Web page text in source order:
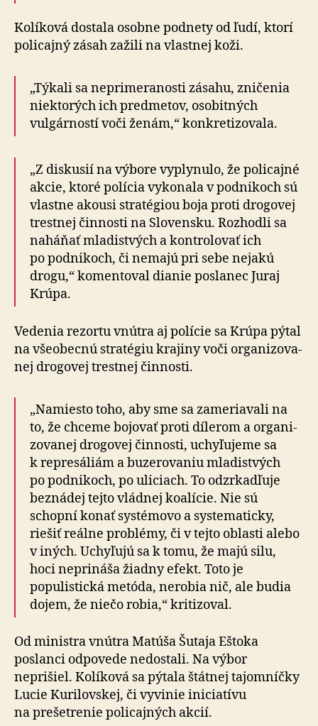
Kolíková dostala osobne podnety od ľudí, ktorí
policajný zásah zažili na vlastnej koži.
„Týkali sa neprimeranosti zásahu, zničenia
niektorých ich predmetov, osobitných
vulgárností voči ženám,“ konkretizovala.
„Z diskusií na výbore vyplynulo, že policajné
akcie, ktoré polícia vykonala v pod­ni­koch sú
vlastne akousi stratégiou boja proti drogovej
trestnej činnosti na Slo­ven­sku. Rozhodli sa
naháňať mladistvých a kon­tro­lo­vať ich
po pod­ni­koch, či nemajú pri sebe nejakú
drogu,“ komentoval dianie poslanec Juraj
Krúpa.
Vedenia rezortu vnútra aj polície sa Krúpa pýtal
na vše­o­becnú stratégiu krajiny voči orga­ni­zo­va­
nej drogovej trestnej činnosti.
„Namiesto toho, aby sme sa zameriavali na
to, že chceme bojovať proti dílerom a orga­ni­
zo­va­nej dro­go­vej čin­nosti, uchy­ľu­je­me sa
k re­pre­sá­liám a bu­ze­ro­va­niu mladistvých
po pod­ni­koch, po uli­ciach. To odzrkadľuje
beznádej tejto vládnej koalície. Nie sú
schopní konať systémovo a syste­ma­ticky,
riešiť reálne problémy, či v tejto oblasti alebo
v iných. Uchyľujú sa k tomu, že majú silu,
hoci neprináša žiadny efekt. Toto je
populistická metóda, nerobia nič, ale budia
dojem, že niečo robia,“ kritizoval.
Od ministra vnútra Matúša Šutaja Eštoka
poslanci odpovede nedostali. Na vý­bor
neprišiel. Kolíková sa pýtala štátnej tajomníčky
Lucie Kurilovskej, či vyvinie iniciatívu
na prešetrenie policajných akcií.